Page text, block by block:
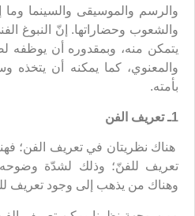
والرسم والموسيقى والسينما وما
والشعوب وحضاراتها. إنّ النبوغ
يتمكن منه، وبمقدوره أن يوظفه
والمعنوي، كما يمكنه أن يتخذه
بأمته.
1ـ تعريف الفن
هناك نظريتان في تعريف الفن؛
تعريف للفنّ؛ وذلك لشدّة
وهناك من يذهب إلى وجود تعريف